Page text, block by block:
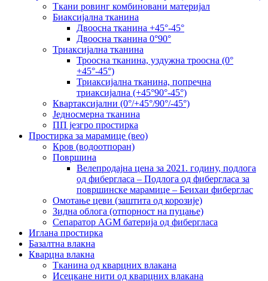
Ткани ровинг комбиновани материјал
Биаксијална тканина
Двоосна тканина +45°-45°
Двоосна тканина 0°90°
Триаксијална тканина
Троосна тканина, уздужна троосна (0°
+45°-45°)
Триаксијална тканина, попречна
триаксијална (+45°90°-45°)
Квартаксијални (0°/+45°/90°/-45°)
Једносмерна тканина
ПП језгро простирка
Простирка за марамице (вео)
Кров (водоотпоран)
Површина
Велепродајна цена за 2021. годину, подлога
од фибергласа – Подлога од фибергласа за
површинске марамице – Беихаи фиберглас
Омотање цеви (заштита од корозије)
Зидна облога (отпорност на пуцање)
Сепаратор AGM батерија од фибергласа
Иглана простирка
Базалтна влакна
Кварцна влакна
Тканина од кварцних влакана
Исецкане нити од кварцних влакана